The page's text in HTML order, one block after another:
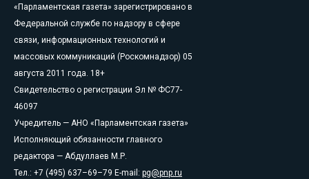
«Парламентская газета» зарегистрировано в
Федеральной службе по надзору в сфере
связи, информационных технологий и
массовых коммуникаций (Роскомнадзор) 05
августа 2011 года. 18+
Свидетельство о регистрации Эл № ФС77-
46097
Учредитель — АНО «Парламентская газета»
Исполняющий обязанности главного
редактора — Абдуллаев М.Р.
Тел.: +7 (495) 637–69–79 E-mail: pg@pnp.ru